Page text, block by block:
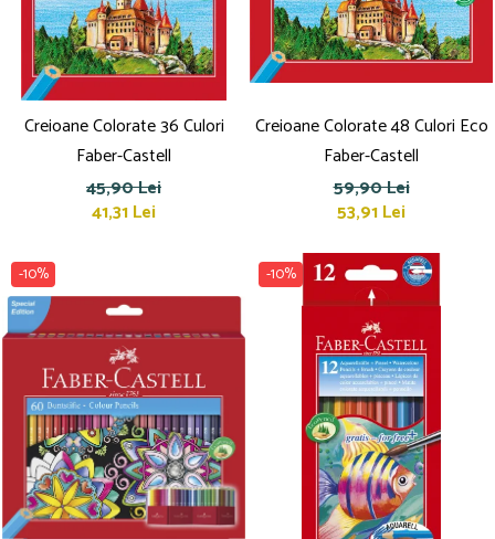
Culori în ulei
Pensule
Plastilină
Tempera și Guașe
Tăiere și lipire
Creioane Colorate 36 Culori
Faber-Castell
45,90 Lei
41,31 Lei
Creioane Colorate 48 Culori Eco
Faber-Castell
59,90 Lei
53,91 Lei
-10% -10%